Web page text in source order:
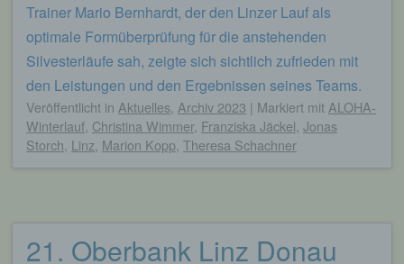
Trainer Mario Bernhardt, der den Linzer Lauf als
optimale Formüberprüfung für die anstehenden
Silvesterläufe sah, zeigte sich sichtlich zufrieden mit
den Leistungen und den Ergebnissen seines Teams.
Veröffentlicht in Aktuelles Archiv 2023 | Markiert mit ALOHA-
Winterlauf Christina Wimmer, Franziska Jäckel Jonas
Storch Linz Marion Kopp Theresa Schachner
21. Oberbank Linz Donau
LocalStorage und SessionStorage durch
entsprechende Einstellung in Ihrem Browser
verhindern.
Zahlreiche Internetseiten und Server verwenden
Cookies. Viele Cookies enthalten eine sogenannte
Cookie-ID. Eine Cookie-ID ist eine eindeutige
Kennung des Cookies. Sie besteht aus einer
Zeichenfolge, durch welche Internetseiten und
Browser der betroffenen Person von anderen
Internetbrowsern, die andere Cookies enthalten,